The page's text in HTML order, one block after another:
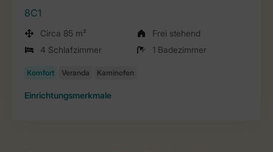
8C1
Circa 85 m²
Frei stehend
4 Schlafzimmer
1 Badezimmer
Einrichtungsmerkmale